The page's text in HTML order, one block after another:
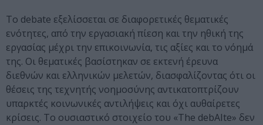
Το debate εξελίσσεται σε διαφορετικές θεματικές
ενότητες, από την εργασιακή πίεση και την ηθική της
εργασίας μέχρι την επικοινωνία, τις αξίες και το νόημά
της. Οι θεματικές βασίστηκαν σε εκτενή έρευνα
διεθνών και ελληνικών μελετών, διασφαλίζοντας ότι οι
θέσεις της τεχνητής νοημοσύνης αντικατοπτρίζουν
υπαρκτές κοινωνικές αντιλήψεις και όχι αυθαίρετες
κρίσεις. Το ουσιαστικό στοιχείο του «The debAIte» δεν